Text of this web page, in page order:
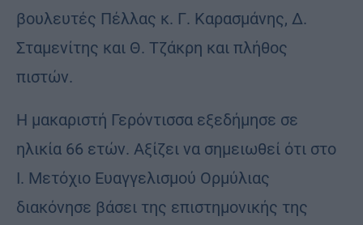
βουλευτές Πέλλας κ. Γ. Καρασμάνης, Δ.
Σταμενίτης και Θ. Τζάκρη και πλήθος
πιστών.
Η μακαριστή Γερόντισσα εξεδήμησε σε
ηλικία 66 ετών. Αξίζει να σημειωθεί ότι στο
Ι. Μετόχιο Ευαγγελισμού Ορμύλιας
διακόνησε βάσει της επιστημονικής της